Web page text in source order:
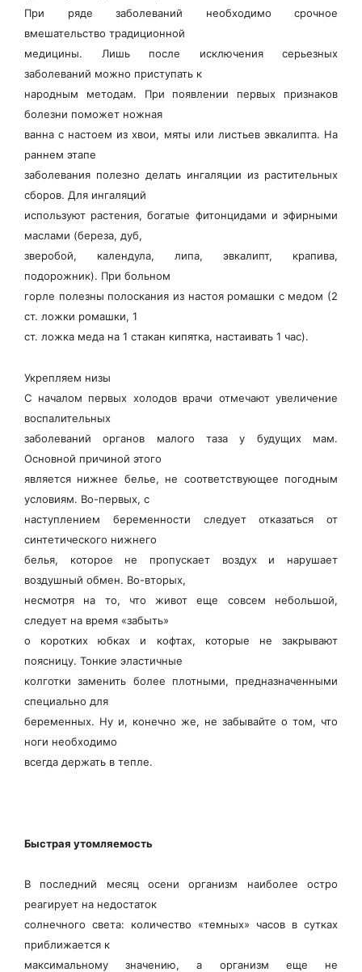
При ряде заболеваний необходимо срочное
вмешательство традиционной
медицины. Лишь после исключения серьезных
заболеваний можно приступать к
народным методам. При появлении первых признаков
болезни поможет ножная
ванна с настоем из хвои, мяты или листьев эвкалипта. На
раннем этапе
заболевания полезно делать ингаляции из растительных
сборов. Для ингаляций
используют растения, богатые фитонцидами и эфирными
маслами (береза, дуб,
зверобой, календула, липа, эвкалипт, крапива,
подорожник). При больном
горле полезны полоскания из настоя ромашки с медом (2
ст. ложки ромашки, 1
ст. ложка меда на 1 стакан кипятка, настаивать 1 час).
Укрепляем низы
С началом первых холодов врачи отмечают увеличение
воспалительных
заболеваний органов малого таза у будущих мам.
Основной причиной этого
является нижнее белье, не соответствующее погодным
условиям. Во-первых, с
наступлением беременности следует отказаться от
синтетического нижнего
белья, которое не пропускает воздух и нарушает
воздушный обмен. Во-вторых,
несмотря на то, что живот еще совсем небольшой,
следует на время «забыть»
о коротких юбках и кофтах, которые не закрывают
поясницу. Тонкие эластичные
колготки заменить более плотными, предназначенными
специально для
беременных. Ну и, конечно же, не забывайте о том, что
ноги необходимо
всегда держать в тепле.
Быстрая утомляемость
В последний месяц осени организм наиболее остро
реагирует на недостаток
солнечного света: количество «темных» часов в сутках
приближается к
максимальному значению, а организм еще не